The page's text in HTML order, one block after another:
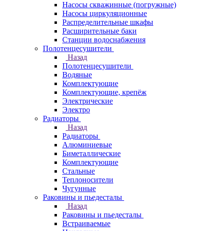
Насосы скважинные (погружные)
Насосы циркуляционные
Распределительные шкафы
Расширительные баки
Станции водоснабжения
Полотенцесушители
Назад
Полотенцесушители
Водяные
Комплектующие
Комплектующие, крепёж
Электрические
Электро
Радиаторы
Назад
Радиаторы
Алюминиевые
Биметаллические
Комплектующие
Стальные
Теплоносители
Чугунные
Раковины и пьедесталы
Назад
Раковины и пьедесталы
Встраиваемые